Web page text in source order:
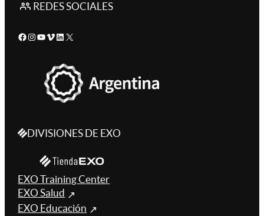
REDES SOCIALES
Facebook Instagram YouTube Vimeo LinkedIn X
DIVISIONES DE EXO
EXO Training Center
EXO Salud
EXO Educación